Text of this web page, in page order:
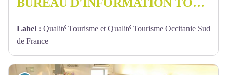
Label : Qualité Tourisme et Qualité Tourisme Occitanie Sud
de France